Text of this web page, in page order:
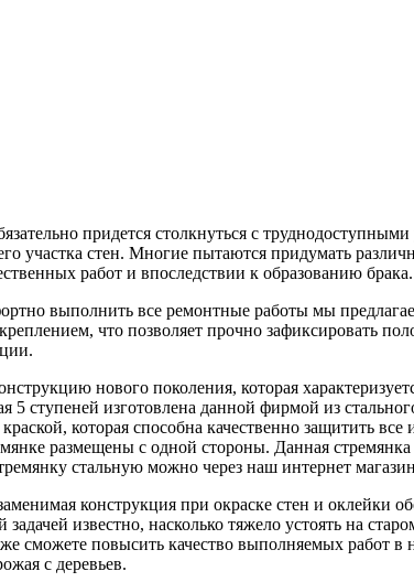
придется столкнуться с
участка стен. Многие пытаются придумать
работ и впоследствии к образованию брака.
выполнить все ремонтные работы мы
что позволяет прочно зафиксировать
нового поколения, которая
5 ступеней изготовлена данной фирмой из
которая способна качественно защитить
размещены с одной стороны. Данная
стальную можно через наш интернет
конструкция при окраске стен и
задачей известно, насколько тяжело устоять на
сможете повысить качество выполняемых работ
с деревьев.